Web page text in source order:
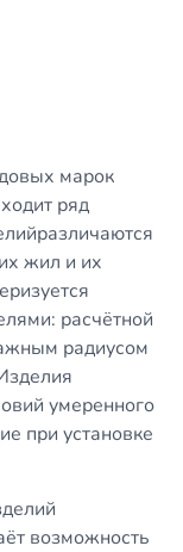
марок
ряд
жил и их
расчётной
радиусом
умеренного
при установке
возможность